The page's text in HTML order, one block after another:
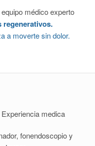
médico experto
regenerativos.
a moverte sin dolor.